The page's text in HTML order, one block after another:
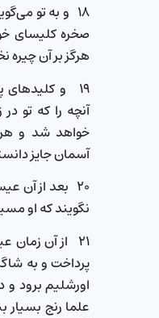
۱۸ و به تو
صخره كلیسای
هرگز بر آن چیره
۱۹ و
آنچه را كه تو
خواهد شد و
آسمان جایز
۲۰ بعد از
نگویند كه او
۲۱ از آن
پرداخت و به
اورشلیم برود و
علما رنج